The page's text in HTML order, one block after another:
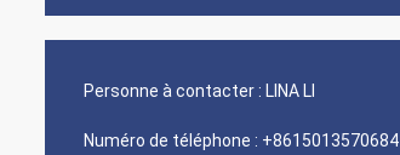
Personne à contacter : LINA LI
Numéro de téléphone : +8615013570684